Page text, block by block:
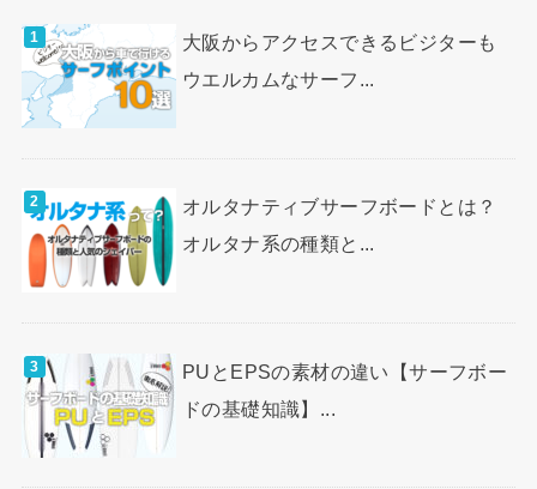
大阪からアクセスできるビジターも
ウエルカムなサーフ...
オルタナティブサーフボードとは？
オルタナ系の種類と...
PUとEPSの素材の違い【サーフボー
ドの基礎知識】...